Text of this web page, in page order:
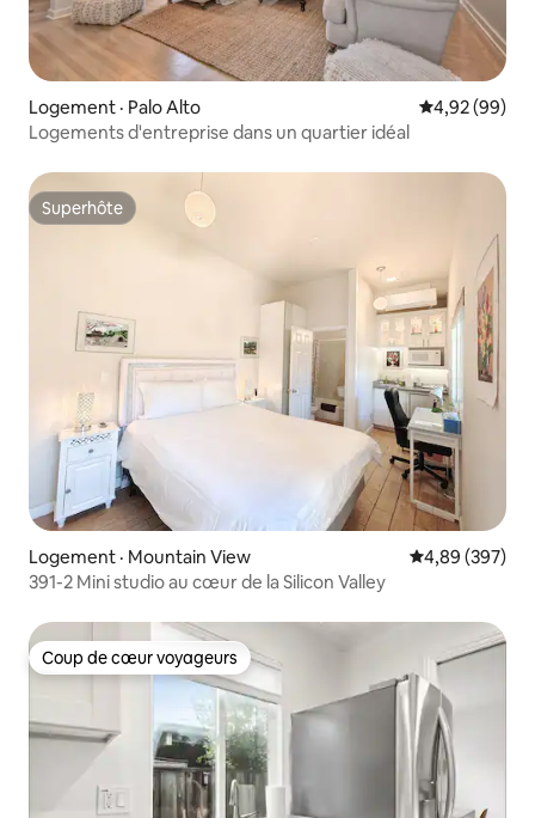
Logement · Palo Alto Note
4,92 (99)
Logements d'entreprise dans un quartier idéal
Superhôte
Superhôte
Logement · Mountain View Note
4,89 (397)
391-2 Mini studio au cœur de la Silicon Valley
Coup de cœur voyageurs
Coup de cœur voyageurs